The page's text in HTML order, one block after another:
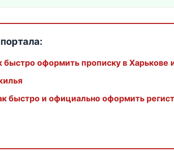
оформить прописку в Харькове
быстро и официально оформить